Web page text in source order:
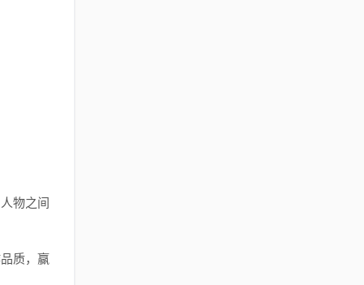
物之间
质，赢